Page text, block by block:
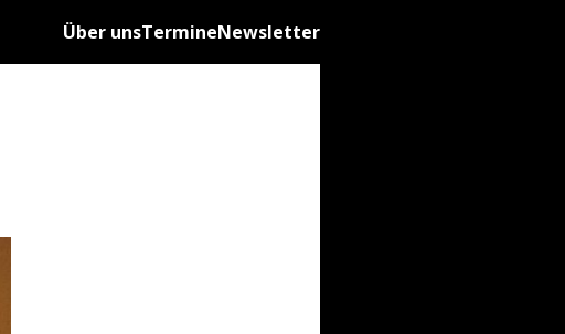
Über unsTermineNewsletter